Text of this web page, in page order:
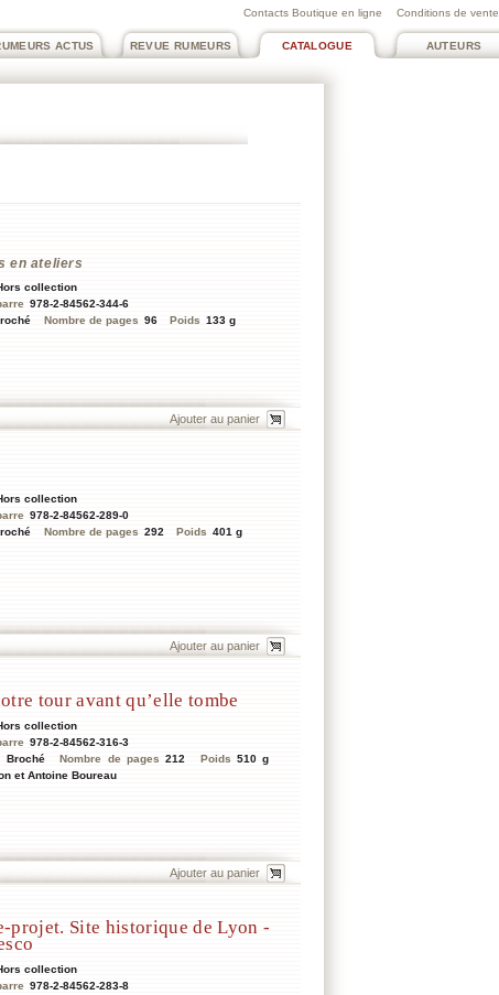
Contacts Boutique en ligne Conditions de vente
AUTEURS
CATALOGUE
REVUE RUMEURS
ACTUS
en ateliers
collection
978-2-84562-344-6
Nombre de pages 96 Poids 133 g
collection
978-2-84562-289-0
Nombre de pages 292 Poids 401 g
tour avant qu’elle tombe
collection
978-2-84562-316-3
Broché Nombre de pages 212 Poids 510 g
et Antoine Boureau
Site historique de Lyon -
collection
978-2-84562-283-8